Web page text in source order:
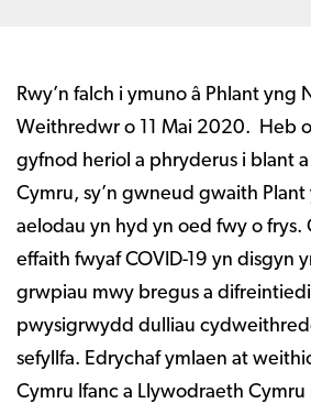
Rwy’n falch i ymuno â Phlant yng
Weithredwr o 11 Mai 2020. Heb
gyfnod heriol a phryderus i blant
Cymru, sy’n gwneud gwaith Plant
aelodau yn hyd yn oed fwy o frys.
effaith fwyaf COVID-19 yn disgyn
grwpiau mwy bregus a
pwysigrwydd dulliau
sefyllfa. Edrychaf ymlaen at
Cymru Ifanc a Llywodraeth Cymru